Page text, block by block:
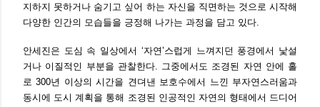
지하지 못하거나 숨기고 싶어 하는 자신을 직면하는 것으로 시작해
다양한 인간의 모습들을 긍정해 나가는 과정을 담고 있다.
안세진은 도심 속 일상에서 ‘자연’스럽게 느껴지던 풍경에서 낯설
거나 이질적인 부분을 관찰한다. 그중에서도 조경된 자연 안에 홀
로 300년 이상의 시간을 견뎌낸 보호수에서 느낀 부자연스러움과
동시에 도시 계획을 통해 조경된 인공적인 자연의 형태에서 드디어